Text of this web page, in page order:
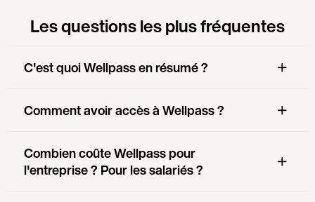
Les questions les plus fréquentes
C'est quoi Wellpass en résumé ?
Comment avoir accès à Wellpass ?
Combien coûte Wellpass pour
l'entreprise ? Pour les salariés ?